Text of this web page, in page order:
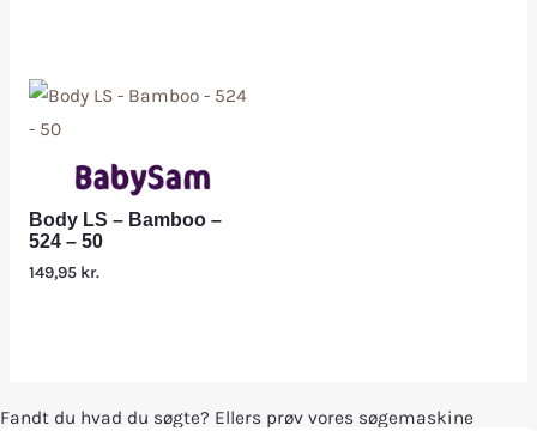
Body LS – Bamboo –
524 – 50
149,95 kr.
Fandt du hvad du søgte? Ellers prøv vores søgemaskine